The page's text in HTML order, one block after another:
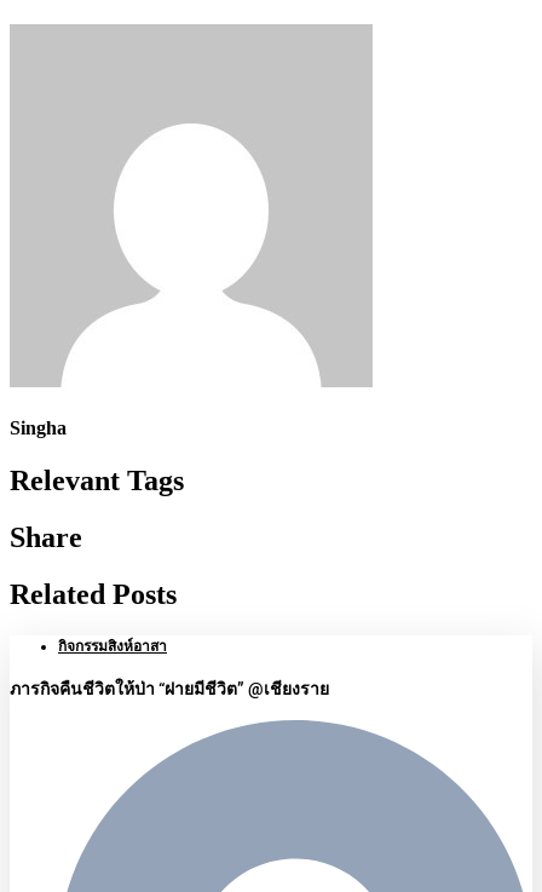
Singha
Relevant Tags
Share
Related Posts
กิจกรรมสิงห์อาสา
ภารกิจคืนชีวิตให้ป่า “ฝายมีชีวิต” @เชียงราย